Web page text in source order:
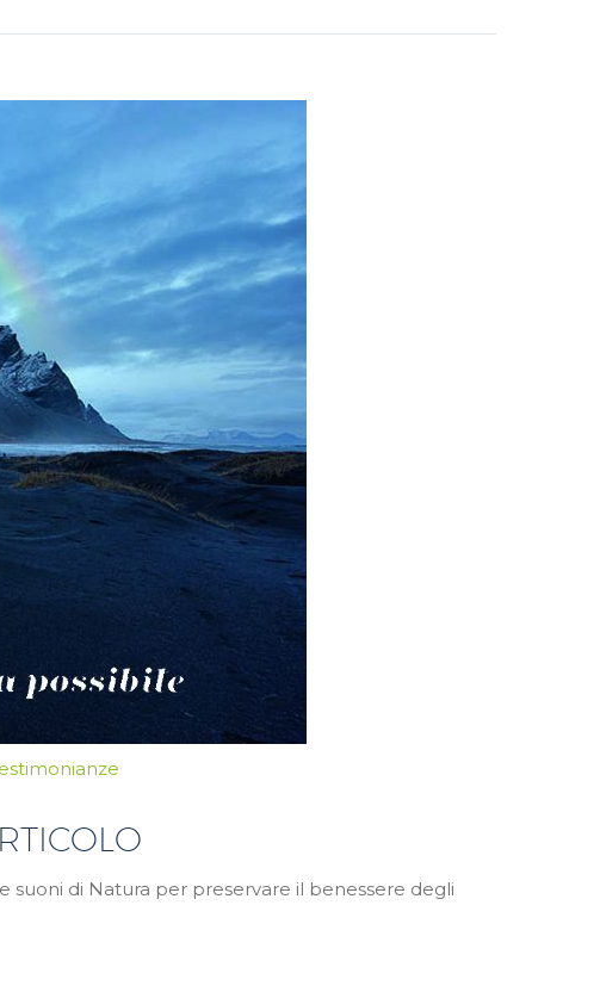
suoni di Natura per preservare il benessere degli